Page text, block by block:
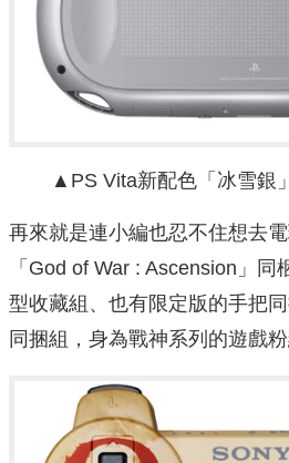
▲PS Vita新配色「冰雪銀
再來就是連小編也忍不住想去
「God of War : Ascension」
型收藏組、也有限定版的手把
同捆組，身為戰神系列的遊戲